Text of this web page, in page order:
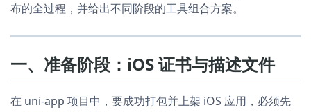
布的全过程，并给出不同阶段的工具组合方案。
一、准备阶段：iOS 证书与描述文件
在 uni-app 项目中，要成功打包并上架 iOS 应用，必须先